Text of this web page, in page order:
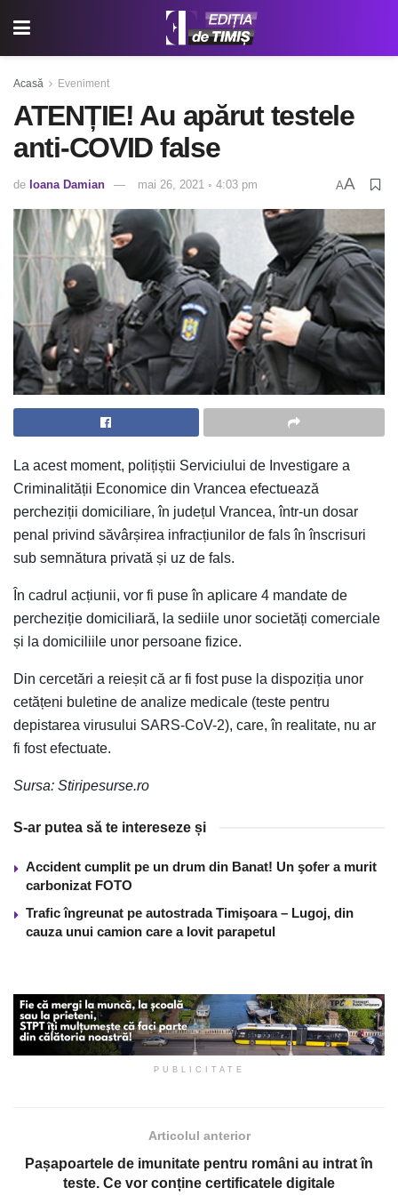
Acasă Eveniment
ATENȚIE! Au apărut testele
anti-COVID false
de Ioana Damian mai 26, 2021 ◦ 4:03 pm AA
La acest moment, polițiștii Serviciului de Investigare a
Criminalității Economice din Vrancea efectuează
percheziții domiciliare, în județul Vrancea, într-un dosar
penal privind săvârșirea infracțiunilor de fals în înscrisuri
sub semnătura privată și uz de fals.
În cadrul acțiunii, vor fi puse în aplicare 4 mandate de
percheziție domiciliară, la sediile unor societăți comerciale
și la domiciliile unor persoane fizice.
Din cercetări a reieșit că ar fi fost puse la dispoziția unor
cetățeni buletine de analize medicale (teste pentru
depistarea virusului SARS-CoV-2), care, în realitate, nu ar
fi fost efectuate.
Sursa: Stiripesurse.ro
S-ar putea să te intereseze și
Accident cumplit pe un drum din Banat! Un şofer a murit
carbonizat FOTO
Trafic îngreunat pe autostrada Timişoara – Lugoj, din
cauza unui camion care a lovit parapetul
PUBLICITATE
Articolul anterior
Pașapoartele de imunitate pentru români au intrat în
teste. Ce vor conține certificatele digitale